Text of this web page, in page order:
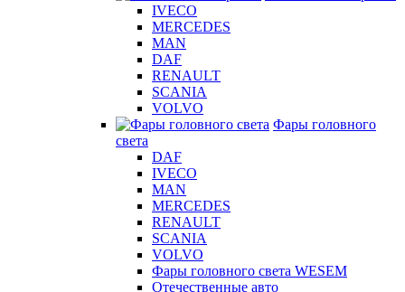
IVECO
MERCEDES
MAN
DAF
RENAULT
SCANIA
VOLVO
Фары головного
света
DAF
IVECO
MAN
MERCEDES
RENAULT
SCANIA
VOLVO
Фары головного света WESEM
Отечественные авто